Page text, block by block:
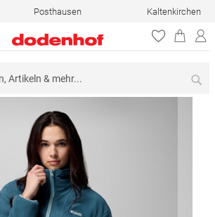
Posthausen Kaltenkirchen